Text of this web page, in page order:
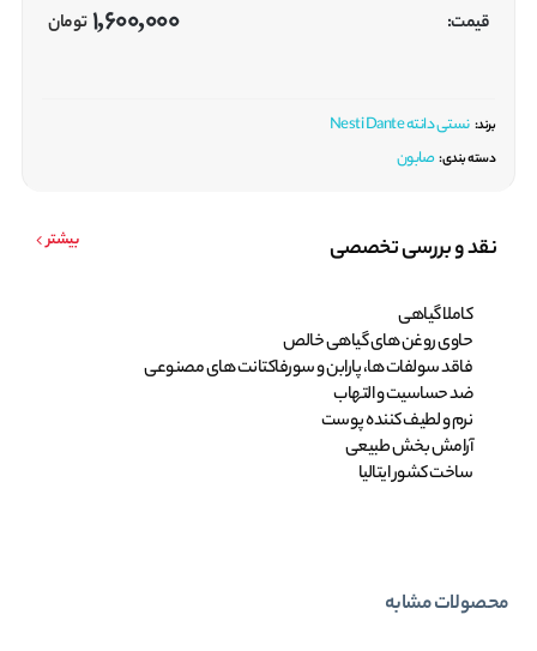
قیمت: 1,600,000 تومان
برند: نستی دانته Nesti Dante
دسته بندی: صابون
نقد و بررسی تخصصی بیشتر
کاملا گیاهی
حاوی روغن های گیاهی خالص
فاقد سولفات ها، پارابن و سورفاکتانت های مصنوعی
ضد حساسیت و التهاب
نرم و لطیف کننده پوست
آرامش بخش طبیعی
ساخت کشور ایتالیا
محصولات مشابه